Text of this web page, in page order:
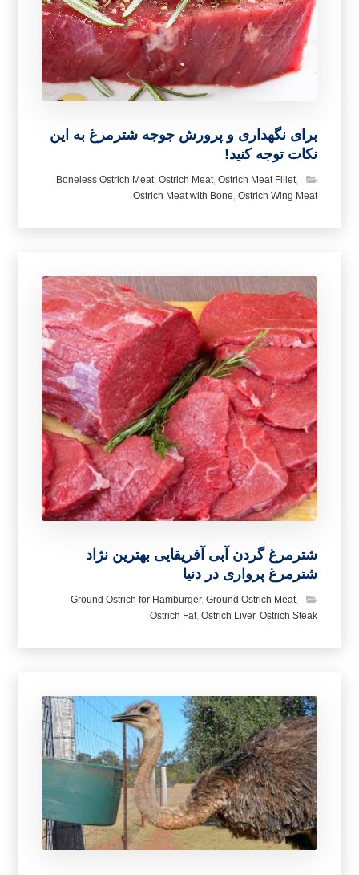
برای نگهداری و پرورش جوجه شترمرغ به این
نکات توجه کنید!
Boneless Ostrich Meat, Ostrich Meat, Ostrich Meat Fillet,
Ostrich Meat with Bone Ostrich Wing Meat
شترمرغ گردن آبی آفریقایی بهترین نژاد
شترمرغ پرواری در دنیا
Ground Ostrich for Hamburger, Ground Ostrich Meat,
Ostrich Fat, Ostrich Liver, Ostrich Steak